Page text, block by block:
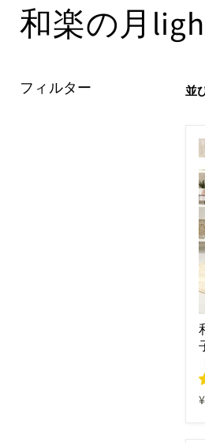
和楽の月
フィルター 並